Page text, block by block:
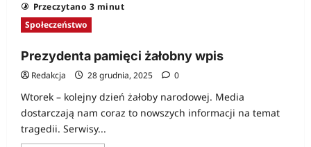
Przeczytano 3 minut
Społeczeństwo
Prezydenta pamięci żałobny wpis
Redakcja 28 grudnia, 2025 0
Wtorek – kolejny dzień żałoby narodowej. Media
dostarczają nam coraz to nowszych informacji na temat
tragedii. Serwisy...